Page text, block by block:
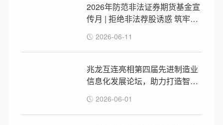
2026年防范非法证券期货基金宣
传月 | 拒绝非法荐股诱惑 筑牢理
2026-06-11
兆龙互连亮相第四届先进制造业
信息化发展论坛，助力打造智算
2026-06-01